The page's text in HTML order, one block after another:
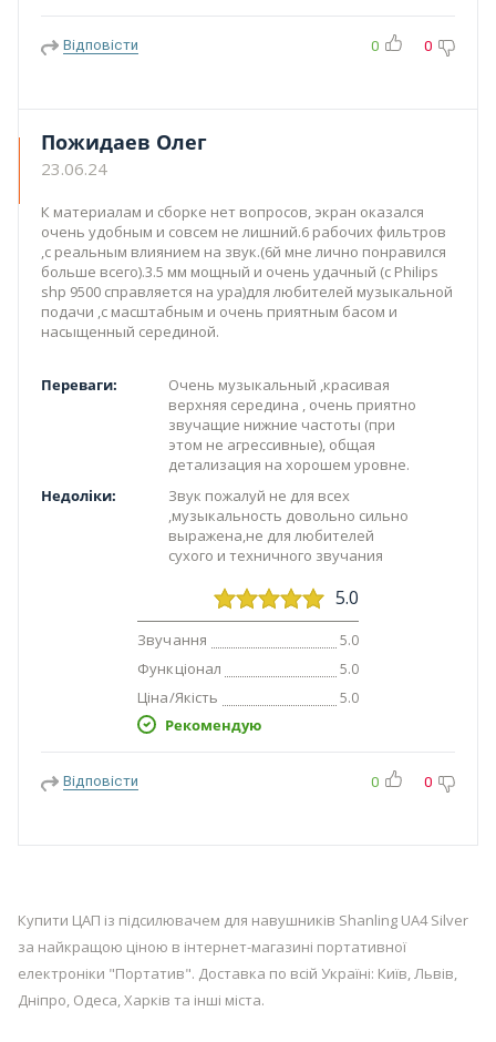
Відповісти 0 0
Пожидаев Олег
23.06.24
К материалам и сборке нет вопросов, экран оказался
очень удобным и совсем не лишний.6 рабочих фильтров
,с реальным влиянием на звук.(6й мне лично понравился
больше всего).3.5 мм мощный и очень удачный (с Philips
shp 9500 справляется на ура)для любителей музыкальной
подачи ,с масштабным и очень приятным басом и
насыщенный серединой.
Переваги:
Очень музыкальный ,красивая
верхняя середина , очень приятно
звучащие нижние частоты (при
этом не агрессивные), общая
детализация на хорошем уровне.
Недоліки:
Звук пожалуй не для всех
,музыкальность довольно сильно
выражена,не для любителей
сухого и техничного звучания
5.0
Звучання 5.0
Функціонал 5.0
Ціна/Якість 5.0
Рекомендую
Відповісти 0 0
Купити ЦАП із підсилювачем для навушників Shanling UA4 Silver
за найкращою ціною в інтернет-магазині портативної
електроніки "Портатив". Доставка по всій Україні: Київ, Львів,
Дніпро, Одеса, Харків та інші міста.